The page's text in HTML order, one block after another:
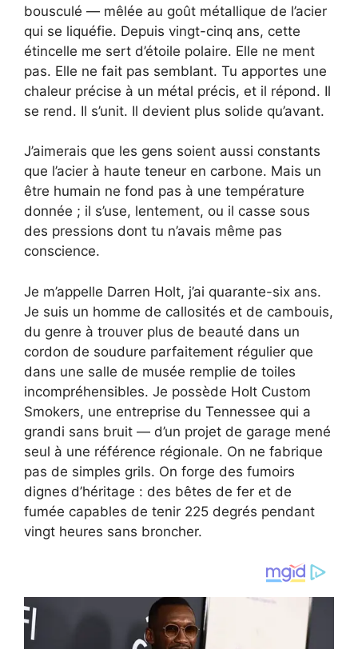
bousculé — mêlée au goût métallique de l’acier
qui se liquéfie. Depuis vingt-cinq ans, cette
étincelle me sert d’étoile polaire. Elle ne ment
pas. Elle ne fait pas semblant. Tu apportes une
chaleur précise à un métal précis, et il répond. Il
se rend. Il s’unit. Il devient plus solide qu’avant.
J’aimerais que les gens soient aussi constants
que l’acier à haute teneur en carbone. Mais un
être humain ne fond pas à une température
donnée ; il s’use, lentement, ou il casse sous
des pressions dont tu n’avais même pas
conscience.
Je m’appelle Darren Holt, j’ai quarante-six ans.
Je suis un homme de callosités et de cambouis,
du genre à trouver plus de beauté dans un
cordon de soudure parfaitement régulier que
dans une salle de musée remplie de toiles
incompréhensibles. Je possède Holt Custom
Smokers, une entreprise du Tennessee qui a
grandi sans bruit — d’un projet de garage mené
seul à une référence régionale. On ne fabrique
pas de simples grils. On forge des fumoirs
dignes d’héritage : des bêtes de fer et de
fumée capables de tenir 225 degrés pendant
vingt heures sans broncher.